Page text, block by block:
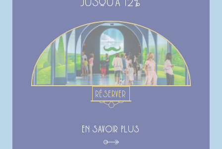
RÉSERVER
EN SAVOIR PLUS